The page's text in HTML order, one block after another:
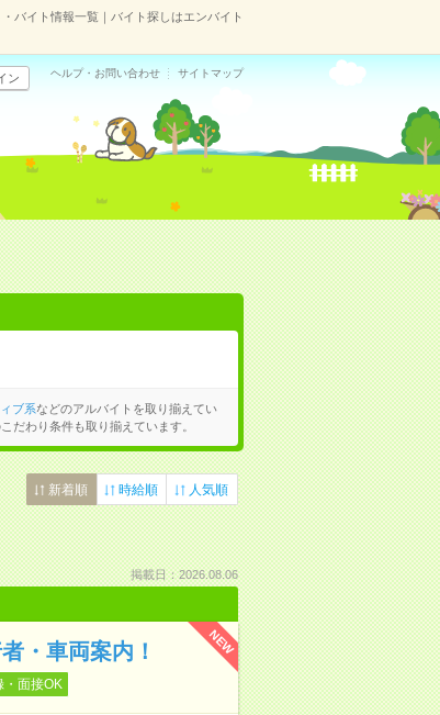
バイト情報一覧｜バイト探しはエンバイト
ン ヘルプ・お問い合わせ サイトマップ
ブ系などのアルバイトを取り揃えてい
だわり条件も取り揃えています。
新着順 時給順 人気順
掲載日：2026.08.06
NEW
・車両案内！
・面接OK